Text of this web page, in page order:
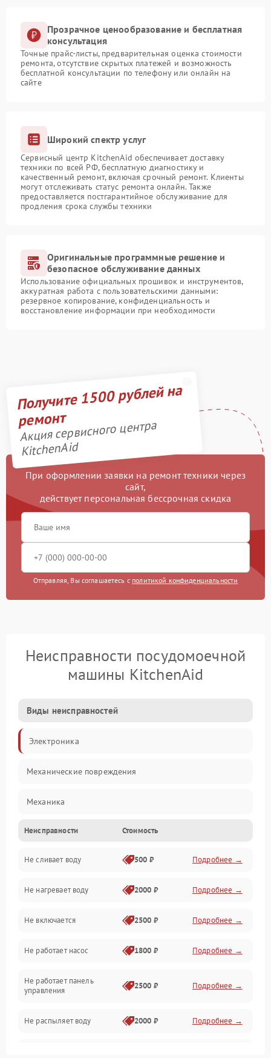
Прозрачное ценообразование и бесплатная
консультация
Точные прайс-листы, предварительная оценка стоимости
ремонта, отсутствие скрытых платежей и возможность
бесплатной консультации по телефону или онлайн на
сайте
Широкий спектр услуг
Сервисный центр KitchenAid обеспечивает доставку
техники по всей РФ, бесплатную диагностику и
качественный ремонт, включая срочный ремонт. Клиенты
могут отслеживать статус ремонта онлайн. Также
предоставляется постгарантийное обслуживание для
продления срока службы техники
Оригинальные программные решение и
безопасное обслуживание данных
Использование официальных прошивок и инструментов,
аккуратная работа с пользовательскими данными:
резервное копирование, конфиденциальность и
восстановление информации при необходимости
Получите 1500 рублей на
ремонт
Акция сервисного центра
KitchenAid
При оформлении заявки на ремонт техники через
сайт,
действует персональная бессрочная скидка
Отправляя, Вы соглашаетесь с политикой конфиденциальности
Неисправности посудомоечной
машины KitchenAid
Виды неисправностей
Электроника
Механические повреждения
Механика
Управление
Электропитание
Датчики
Нагрев
Вода
Гигиена
Программное обеспечение
Неисправности Стоимость
Не сливает воду 500 ₽ Подробнее →
Не нагревает воду 2000 ₽ Подробнее →
Не включается 2500 ₽ Подробнее →
Не работает насос 1800 ₽ Подробнее →
Не работает панель
управления
2500 ₽ Подробнее →
Не распыляет воду 2000 ₽ Подробнее →